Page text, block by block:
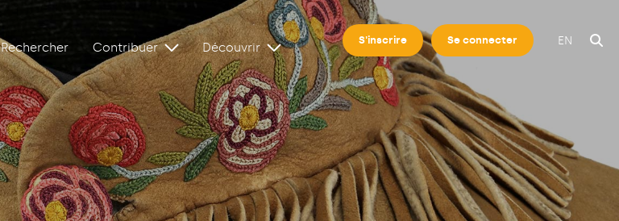
Rechercher Contribuer Découvrir S'inscrire Se connecter EN